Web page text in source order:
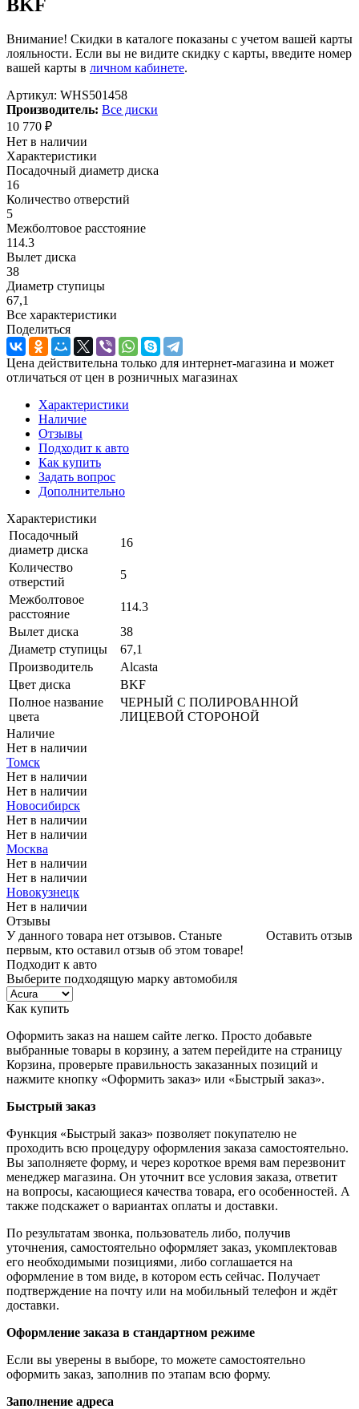
BKF
Внимание! Скидки в каталоге показаны с учетом вашей карты
лояльности. Если вы не видите скидку с карты, введите номер
вашей карты в личном кабинете.
Артикул: WHS501458
Производитель: Все диски
10 770 ₽
Нет в наличии
Характеристики
Посадочный диаметр диска
16
Количество отверстий
5
Межболтовое расстояние
114.3
Вылет диска
38
Диаметр ступицы
67,1
Все характеристики
Поделиться
Цена действительна только для интернет-магазина и может
отличаться от цен в розничных магазинах
Характеристики
Наличие
Отзывы
Подходит к авто
Как купить
Задать вопрос
Дополнительно
Характеристики
Посадочный
диаметр диска
16
Количество
отверстий
5
Межболтовое
расстояние
114.3
Вылет диска
38
Диаметр ступицы
67,1
Производитель
Alcasta
Цвет диска
BKF
Полное название
цвета
ЧЕРНЫЙ С ПОЛИРОВАННОЙ
ЛИЦЕВОЙ СТОРОНОЙ
Наличие
Нет в наличии
Томск
Нет в наличии
Нет в наличии
Новосибирск
Нет в наличии
Нет в наличии
Москва
Нет в наличии
Нет в наличии
Новокузнецк
Нет в наличии
Отзывы
Оставить отзыв
У данного товара нет отзывов. Станьте
первым, кто оставил отзыв об этом товаре!
Подходит к авто
Выберите подходящую марку автомобиля
Как купить
Оформить заказ на нашем сайте легко. Просто добавьте
выбранные товары в корзину, а затем перейдите на страницу
Корзина, проверьте правильность заказанных позиций и
нажмите кнопку «Оформить заказ» или «Быстрый заказ».
Быстрый заказ
Функция «Быстрый заказ» позволяет покупателю не
проходить всю процедуру оформления заказа самостоятельно.
Вы заполняете форму, и через короткое время вам перезвонит
менеджер магазина. Он уточнит все условия заказа, ответит
на вопросы, касающиеся качества товара, его особенностей. А
также подскажет о вариантах оплаты и доставки.
По результатам звонка, пользователь либо, получив
уточнения, самостоятельно оформляет заказ, укомплектовав
его необходимыми позициями, либо соглашается на
оформление в том виде, в котором есть сейчас. Получает
подтверждение на почту или на мобильный телефон и ждёт
доставки.
Оформление заказа в стандартном режиме
Если вы уверены в выборе, то можете самостоятельно
оформить заказ, заполнив по этапам всю форму.
Заполнение адреса